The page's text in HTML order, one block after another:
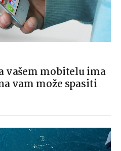
vašem mobitelu ima
vam može spasiti